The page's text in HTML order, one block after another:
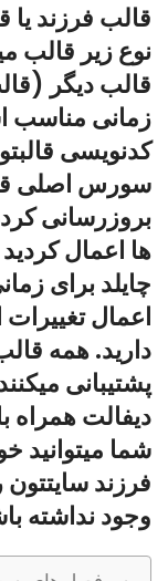
نوع زیر قالب
قالب دیگر
زمانی مناسب
کدنویسی
سورس اصلی
بروزرسانی
ها اعمال
چایلد برای
اعمال
دارید. همه
پشتیبانی
شما میتوانید
فرزند
وجود نداشته